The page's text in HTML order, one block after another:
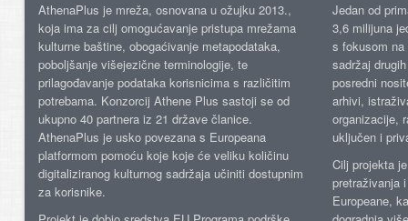
AthenaPlus je mreža, osnovana u ožujku 2013.,
koja ima za cilj omogućavanje pristupa mrežama
kulturne baštine, obogaćivanje metapodataka,
poboljšanje višejezične terminologije, te
prilagođavanje podataka korisnicima s različitim
potrebama. Konzorcij Athene Plus sastoji se od
ukupno 40 partnera iz 21 države članice.
AthenaPlus je usko povezana s Europeana
platformom pomoću koje koje će veliku količinu
digitaliziranog kulturnog sadržaja učiniti dostupnim
za korisnike.
Jedan od
3,6 milijuna
s fokusom
sadržaj
posredni
arhivi,
organizacije,
uključen i
Cilj projekta
pretraživanja
Europeane,